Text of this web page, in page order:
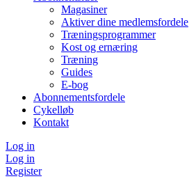
Magasiner
Aktiver dine medlemsfordele
Træningsprogrammer
Kost og ernæring
Træning
Guides
E-bog
Abonnementsfordele
Cykelløb
Kontakt
Log in
Log in
Register